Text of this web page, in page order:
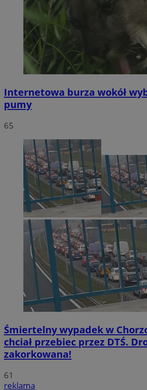
Internetowa burza wokół
pumy
65
Śmiertelny wypadek w
chciał przebiec przez DTŚ.
zakorkowana!
61
reklama